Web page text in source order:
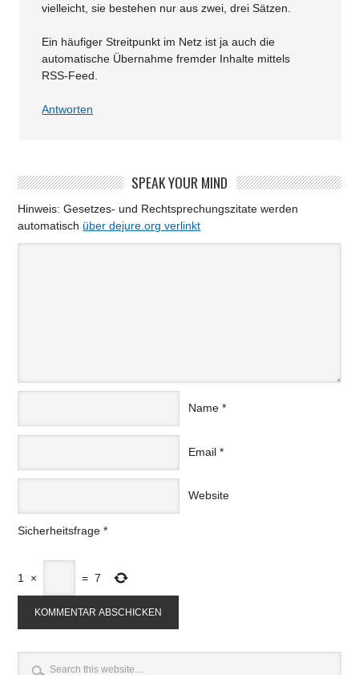
vielleicht, sie bestehen nur aus zwei, drei Sätzen.
Ein häufiger Streitpunkt im Netz ist ja auch die
automatische Übernahme fremder Inhalte mittels
RSS-Feed.
Antworten
SPEAK YOUR MIND
Hinweis: Gesetzes- und Rechtsprechungszitate werden
automatisch über dejure.org verlinkt
Name *
Email *
Website
Sicherheitsfrage *
1 × = 7